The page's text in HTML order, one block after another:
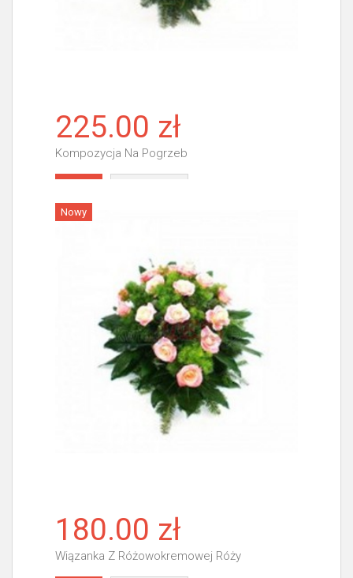
225.00 zł
Kompozycja Na Pogrzeb
Nowy
180.00 zł
Wiązanka Z Różowokremowej Róży